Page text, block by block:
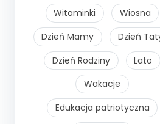
Witaminki
Wiosna
Dzień Mamy
Dzień
Dzień Rodziny
Lato
Wakacje
Edukacja patriotyczna